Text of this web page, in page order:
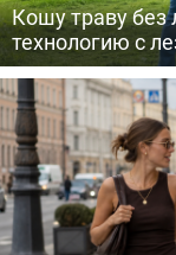
Кошу траву
технологию с